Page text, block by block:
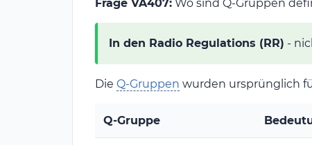
Frage VA407: Wo sind Q-Gruppen
In den Radio Regulations (RR) -
Die Q-Gruppen wurden ursprünglich
Q-Gruppe